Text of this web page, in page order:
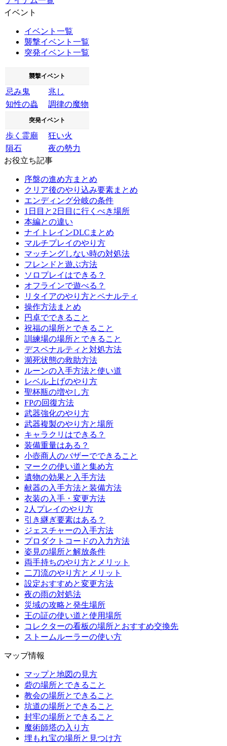
イベント
イベント一覧
襲撃イベント一覧
突発イベント一覧
襲撃イベント
忌み鬼
兆し
知性の蟲
調律の魔物
突発イベント
歩く霊廟
狂い火
隕石
夜の勢力
お役立ち記事
序盤の進め方まとめ
クリア後のやり込み要素まとめ
エンディング分岐の条件
1日目と2日目に行くべき場所
本編との違い
ナイトレインDLCまとめ
マルチプレイのやり方
マッチングしない時の対処法
フレンドと遊ぶ方法
ソロプレイはできる？
オフラインで遊べる？
リタイアのやり方とペナルティ
操作方法まとめ
円卓でできること
祝福の場所とできること
訓練場の場所とできること
デスペナルティと対処方法
瀕死状態の救助方法
ルーンの入手方法と使い道
レベル上げのやり方
聖杯瓶の増やし方
FPの回復方法
武器強化のやり方
武器複製のやり方と場所
キャラクリはできる？
装備重量はある？
小壺商人のバザーでできること
マークの使い道と集め方
遺物の効果と入手方法
献器の入手方法と装備方法
衣装の入手・変更方法
2人プレイのやり方
引き継ぎ要素はある？
ジェスチャーの入手方法
プロダクトコードの入力方法
姿見の場所と解放条件
両手持ちのやり方とメリット
二刀流のやり方とメリット
設定おすすめと変更方法
夜の雨の対処法
災域の攻略と発生場所
王の証の使い道と使用場所
コレクターの看板の場所とおすすめ交換先
ストームルーラーの使い方
マップ情報
マップと地図の見方
砦の場所とできること
教会の場所とできること
坑道の場所とできること
封牢の場所とできること
魔術師塔の入り方
埋もれ宝の場所と見つけ方